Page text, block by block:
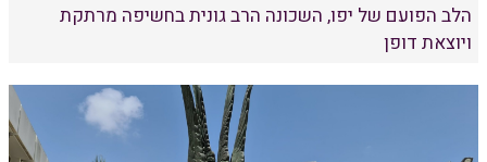
הלב הפועם של יפו, השכונה הרב גונית בחשיפה מרתקת
ויוצאת דופן